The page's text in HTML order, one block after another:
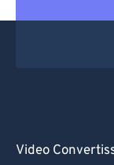
Video